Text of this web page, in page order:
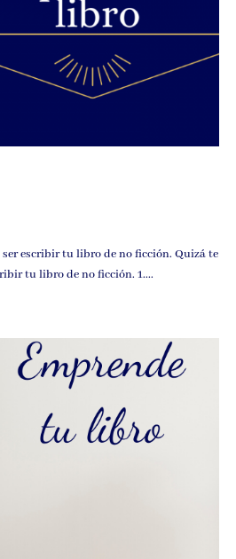
escribir tu libro de no ficción. Quizá te
tu libro de no ficción. 1....